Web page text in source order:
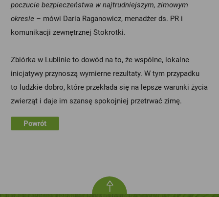
poczucie bezpieczeństwa w najtrudniejszym, zimowym
okresie – mówi Daria Raganowicz, menadżer ds. PR i
komunikacji zewnętrznej Stokrotki.
Zbiórka w Lublinie to dowód na to, że wspólne, lokalne
inicjatywy przynoszą wymierne rezultaty. W tym przypadku
to ludzkie dobro, które przekłada się na lepsze warunki życia
zwierząt i daje im szansę spokojniej przetrwać zimę.
Powrót